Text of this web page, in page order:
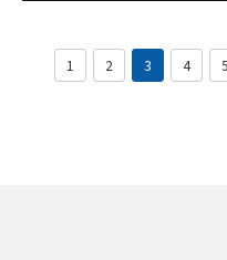
1 2 3 4 5